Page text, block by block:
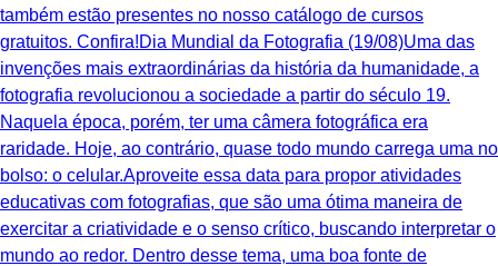
também estão presentes no nosso catálogo de cursos
gratuitos. Confira!Dia Mundial da Fotografia (19/08)Uma das
invenções mais extraordinárias da história da humanidade, a
fotografia revolucionou a sociedade a partir do século 19.
Naquela época, porém, ter uma câmera fotográfica era
raridade. Hoje, ao contrário, quase todo mundo carrega uma no
bolso: o celular.Aproveite essa data para propor atividades
educativas com fotografias, que são uma ótima maneira de
exercitar a criatividade e o senso crítico, buscando interpretar o
mundo ao redor. Dentro desse tema, uma boa fonte de